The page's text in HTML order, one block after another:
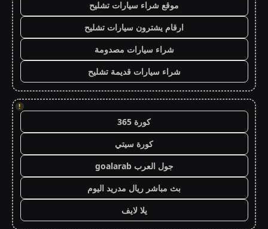
موقع شراء سيارات تشليح
ارقام يشترون سيارات تشليح
شراء سيارات مصدومة
شراء سيارات قديمة تشليح
!
كورة 365
كورة سيتي
جول العرب goalarab
بث مباشر ريال مدريد اليوم
يلا لايف